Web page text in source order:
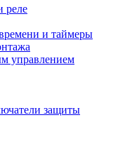
реле
и таймеры
управлением
защиты